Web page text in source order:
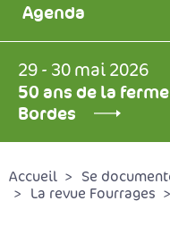
Agenda
29 - 30 mai 2026
50 ans de la
Bordes
Accueil
Se
La revue Fourrages